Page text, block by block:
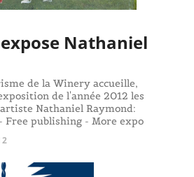
Nathaniel
de la Winery accueille,
de l'année 2012 les
Nathaniel Raymond:
Free publishing - More expo